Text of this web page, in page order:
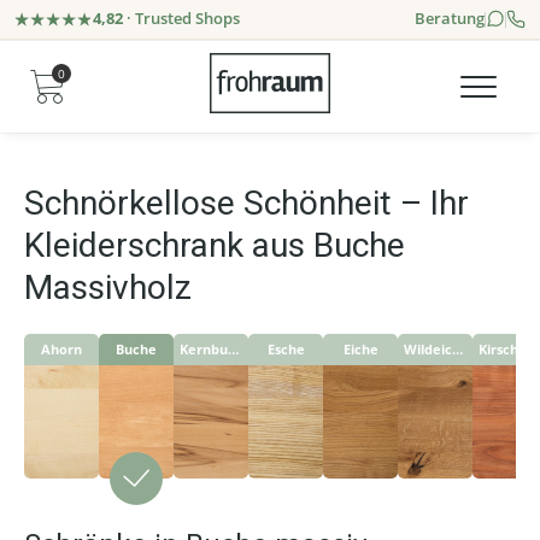
4,82 · Trusted Shops Beratung
0
Schnörkellose Schönheit – Ihr
Kleiderschrank aus Buche
Massivholz
Ahorn Buche Kernbuche Esche Eiche Wildeiche